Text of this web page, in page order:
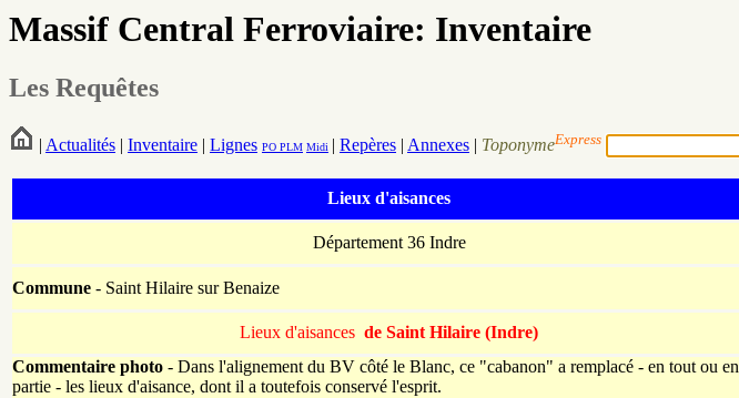
Massif Central Ferroviaire: Inventaire
Les Requêtes
| Actualités | Inventaire | Lignes PO PLM Midi | Repères | Annexes | ToponymeExpress
Lieux d'aisances
Département 36 Indre
Commune - Saint Hilaire sur Benaize
Lieux d'aisances de Saint Hilaire (Indre)
Commentaire photo - Dans l'alignement du BV côté le Blanc, ce "cabanon" a remplacé - en tout ou en
partie - les lieux d'aisance, dont il a toutefois conservé l'esprit.